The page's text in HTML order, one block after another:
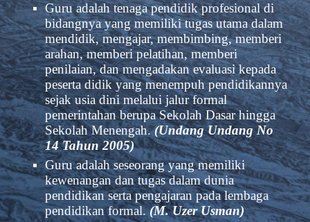
Guru adalah tenaga pendidik profesional di
bidangnya yang memiliki tugas utama dalam
mendidik, mengajar, membimbing, memberi
arahan, memberi pelatihan, memberi
penilaian, dan mengadakan evaluasi kepada
peserta didik yang menempuh pendidikannya
sejak usia dini melalui jalur formal
pemerintahan berupa Sekolah Dasar hingga
Sekolah Menengah. (Undang Undang No
14 Tahun 2005)
Guru adalah seseorang yang memiliki
kewenangan dan tugas dalam dunia
pendidikan serta pengajaran pada lembaga
pendidikan formal. (M. Uzer Usman)